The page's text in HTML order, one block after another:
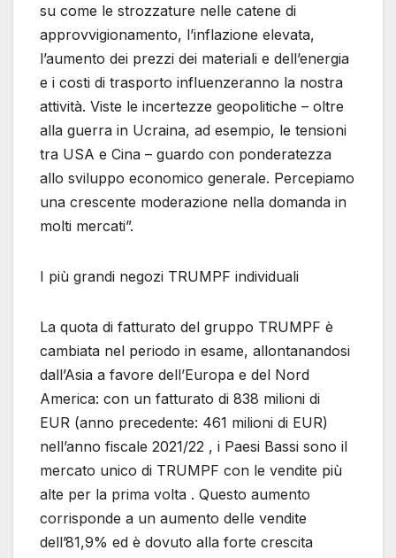
su come le strozzature nelle catene di
approvvigionamento, l’inflazione elevata,
l’aumento dei prezzi dei materiali e dell’energia
e i costi di trasporto influenzeranno la nostra
attività. Viste le incertezze geopolitiche – oltre
alla guerra in Ucraina, ad esempio, le tensioni
tra USA e Cina – guardo con ponderatezza
allo sviluppo economico generale. Percepiamo
una crescente moderazione nella domanda in
molti mercati”.
I più grandi negozi TRUMPF individuali
La quota di fatturato del gruppo TRUMPF è
cambiata nel periodo in esame, allontanandosi
dall’Asia a favore dell’Europa e del Nord
America: con un fatturato di 838 milioni di
EUR (anno precedente: 461 milioni di EUR)
nell’anno fiscale 2021/22 , i Paesi Bassi sono il
mercato unico di TRUMPF con le vendite più
alte per la prima volta . Questo aumento
corrisponde a un aumento delle vendite
dell’81,9% ed è dovuto alla forte crescita